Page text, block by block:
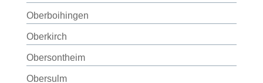
Oberboihingen
Oberkirch
Obersontheim
Obersulm